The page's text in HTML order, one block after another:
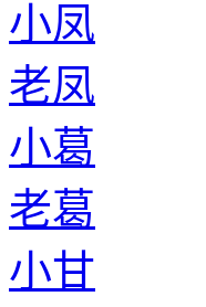
小凤
老凤
小葛
老葛
小甘